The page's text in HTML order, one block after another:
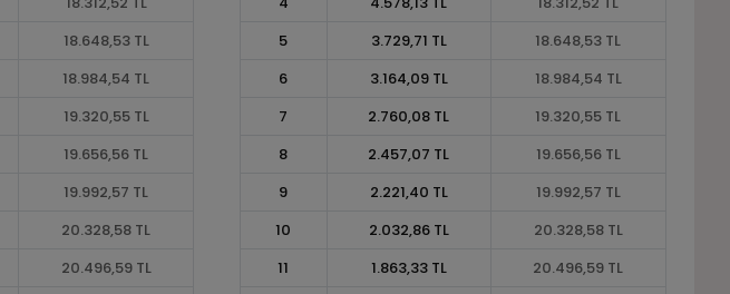
18.648,53 TL
18.984,54 TL
19.320,55 TL
19.656,56 TL
19.992,57 TL
20.328,58 TL
20.496,59 TL
5
3.729,71 TL
18.648,53 TL
6
3.164,09 TL
18.984,54 TL
7
2.760,08 TL
19.320,55 TL
8
2.457,07 TL
19.656,56 TL
9
2.221,40 TL
19.992,57 TL
10
2.032,86 TL
20.328,58 TL
11
1.863,33 TL
20.496,59 TL